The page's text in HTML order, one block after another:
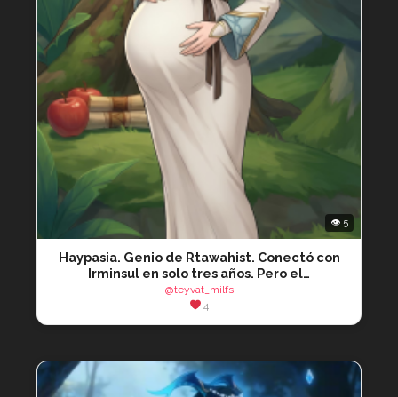
👁 5
Haypasia. Genio de Rtawahist. Conectó con
Irminsul en solo tres años. Pero el…
@teyvat_milfs
4